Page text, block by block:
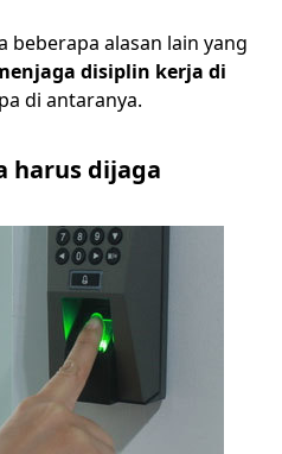
beberapa alasan lain yang
disiplin kerja di
di antaranya.
harus dijaga